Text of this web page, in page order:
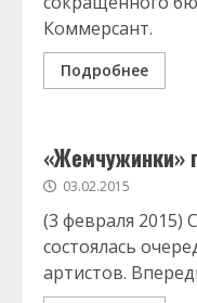
Коммерсант.
Подробнее
«Жемчужинки»
03.02.2015
(3 февраля 2015)
состоялась
артистов.